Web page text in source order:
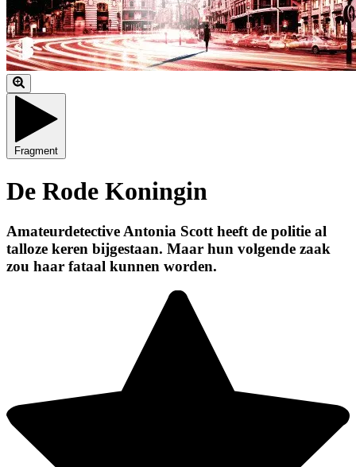
Fragment
De Rode Koningin
Amateurdetective Antonia Scott heeft de politie al
talloze keren bijgestaan. Maar hun volgende zaak
zou haar fataal kunnen worden.